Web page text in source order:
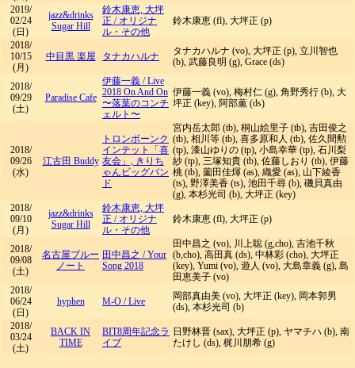
2019/
02/24
(日)
jazz&drinks
Sugar Hill
鈴木康恵, 大坪
正 / オリジナ
ル・その他
鈴木康恵 (fl), 大坪正 (p)
2018/
10/15
(月)
中目黒 楽屋 タナカハルナ
タナカハルナ (vo), 大坪正 (p), 立川智也
(b), 武藤良明 (g), Grace (ds)
2018/
09/29
(土)
Paradise Cafe
伊藤一義 /Live
2018 On And On
〜落葉のコンチ
ェルト〜
伊藤一義 (vo), 梅村仁 (g), 角野秀行 (b), 大
坪正 (key), 阿部薫 (ds)
2018/
09/26
(水)
江古田 Buddy
トロンボーンク
インテット「喜
友会」, きりち
ゃんビッグバン
ド
宮内岳太郎 (tb), 桐山絵里子 (tb), 吉田俊之
(tb), 相川等 (tb), 喜多原和人 (tb), 佐久間勲
(tp), 漆山ゆりの (tp), 小島幸華 (tp), 石川梨
紗 (tp), 三塚知貴 (tb), 佐藤しおり (tb), 伊藤
桃 (tb), 薗田佳煇 (as), 織愛 (as), 山下綾香
(ts), 野澤美香 (ts), 池田千尋 (b), 磯貝真由
(g), 本杉光司 (b), 大坪正 (key)
2018/
09/10
(月)
jazz&drinks
Sugar Hill
鈴木康恵, 大坪
正 / オリジナ
ル・その他
鈴木康恵 (fl), 大坪正 (p)
2018/
09/08
(土)
名古屋ブルー
ノート
田中昌之 /Your
Song 2018
田中昌之 (vo), 川上聡 (g,cho), 吉池千秋
(b,cho), 高田真 (ds), 中林彩 (cho), 大坪正
(key), Yumi (vo), 遊人 (vo), 大島章義 (g), 島
田恵美子 (vo)
2018/
06/24
(日)
hyphen M-O /Live
岡部真由美 (vo), 大坪正 (key), 岡本郭男
(ds), 本杉光司 (b)
2018/
03/24
(土)
BACK IN
TIME
BIT8周年記念ラ
イブ
日野林晋 (sax), 大坪正 (p), ヤマチハ (b), 南
たけし (ds), 梶川朋希 (g)